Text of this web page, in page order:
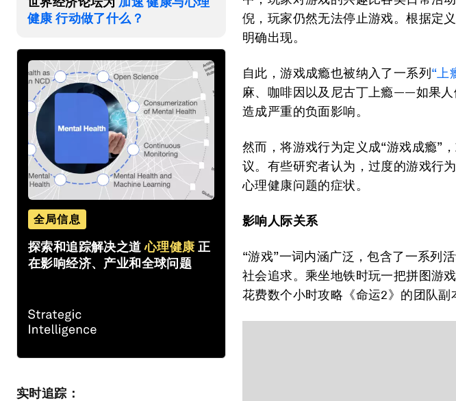
健康 行动做了什么？
全局信息
探索和追踪解决之道 心理健康 正
在影响经济、产业和全球问题
实时追踪：
倪，玩家仍然无法停止游戏。根据定
明确出现。
自此，游戏成瘾也被纳入了一系列 “上
麻、咖啡因以及尼古丁上瘾——如果
造成严重的负面影响。
然而，将游戏行为定义成“游戏成瘾”
议。有些研究者认为，过度的游戏行
心理健康问题的症状。
影响人际关系
“游戏”一词内涵广泛，包含了一系列
社会追求。乘坐地铁时玩一把拼图游
花费数个小时攻略《命运2》的团队副